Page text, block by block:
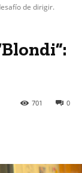
de dirigir.
0
701